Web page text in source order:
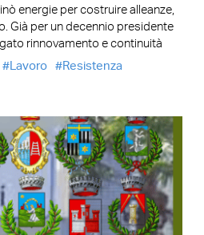
energie per costruire alleanze,
Già per un decennio presidente
rinnovamento e continuità
Lavoro Resistenza